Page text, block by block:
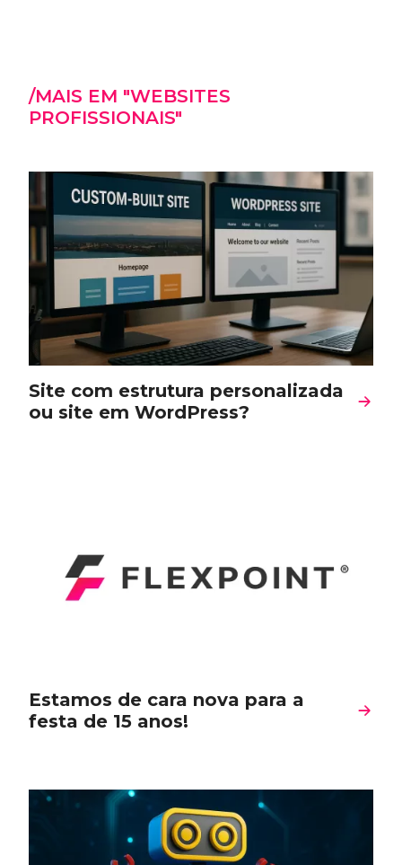
/MAIS EM "WEBSITES
PROFISSIONAIS"
Site com estrutura personalizada
ou site em WordPress?
Estamos de cara nova para a
festa de 15 anos!